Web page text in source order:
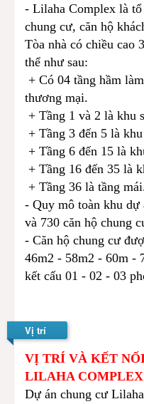
- Lilaha Complex là
chung cư, căn hộ
Tòa nhà có chiều cao
thể như sau:
+ Có 04 tầng hầm
thương mại.
+ Tầng 1 và 2 là khu
+ Tầng 3 đến 5 là
+ Tầng 6 đến 15 là
+ Tầng 16 đến 35 là
+ Tầng 36 là tầng
- Quy mô toàn khu dự
và 730 căn hộ chung
- Căn hộ chung cư
46m2 - 58m2 - 60m -
kết cấu 01 - 02 - 03
Vị trí
VỊ TRÍ VÀ KẾT
LILAHA
Dự ánchung cư